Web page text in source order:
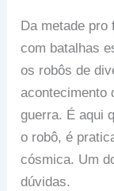
Da metade
com batalhas
os robôs de
acontecimento
guerra. É aqui
o robô, é
cósmica. Um
dúvidas.